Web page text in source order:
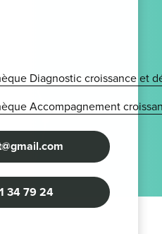
Diagnostic croissance et
Accompagnement
34 79 24